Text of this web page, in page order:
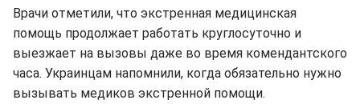
Врачи отметили, что экстренная медицинская
помощь продолжает работать круглосуточно и
выезжает на вызовы даже во время комендантского
часа. Украинцам напомнили, когда обязательно нужно
вызывать медиков экстренной помощи.